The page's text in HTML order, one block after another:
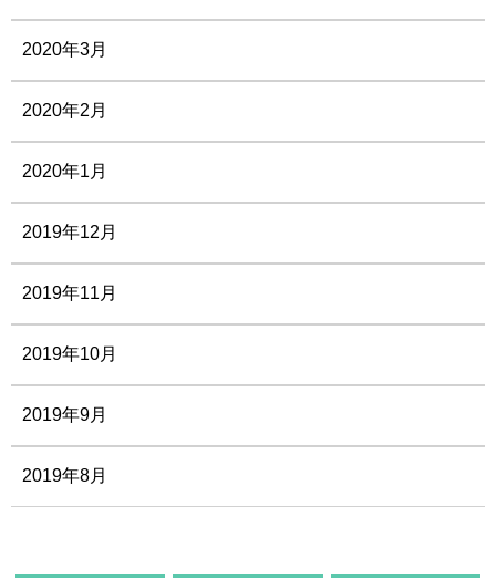
2020年3月
2020年2月
2020年1月
2019年12月
2019年11月
2019年10月
2019年9月
2019年8月